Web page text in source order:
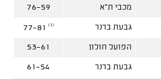
מכבי ת"א 76-59
גבעת ברנר 77-81 (1)
הפועל חולון 53-61
גבעת ברנר 61-54